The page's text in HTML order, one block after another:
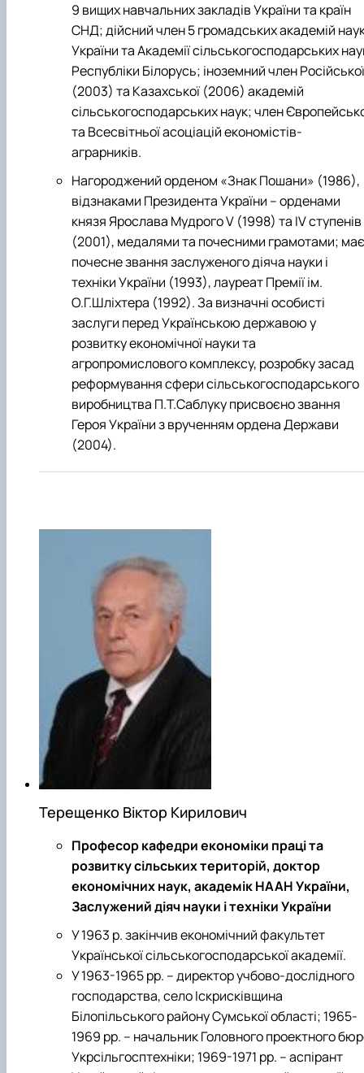
9 вищих навчальних закладів України та країн
СНД; дійсний член 5 громадських академій
України та Академії сільськогосподарських
Республіки Білорусь; іноземний член Російської
(2003) та Казахської (2006) акаде­мій
сільськогосподарських наук; член
та Всесвітньої асоціацій економістів-
аграрників.
Нагороджений орденом «Знак Пошани» (1986),
відзнаками Президента України – орденами
князя Ярослава Мудрого V (1998) та IV сту­пенів
(2001), медалями та почесними грамотами; має
почесне зван­ня заслуженого діяча науки і
техніки України (1993), лауреат Премії ім.
О.Г.Шліхтера (1992). За визначні особисті
заслуги перед Українською державою у
розвитку економічної науки та
агропромислового комплексу, розробку засад
ре­формування сфери сільськогосподарського
виробництва П.Т.Саблуку присвоєно звання
Героя України з врученням ордена Держави
(2004).
Терещенко Віктор Кирилович
Професор кафедри економіки праці та
розвитку сільських територій, доктор
економічних наук, академік НААН України,
Заслужений діяч науки і техніки України
У 1963 р. закінчив економічний факультет
Української сільськогосподарської академії.
У 1963-1965 рр. – директор учбово-дослідного
господарства, село Іскрисківщина
Білопільського району Сумської області; 1965-
1969 рр. – начальник Головного проектного
Укрсільгосптехніки; 1969-1971 рр. – аспірант